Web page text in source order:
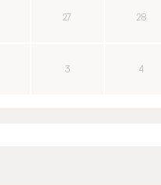
27 28
3 4